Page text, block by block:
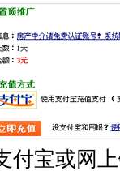
付宝或网